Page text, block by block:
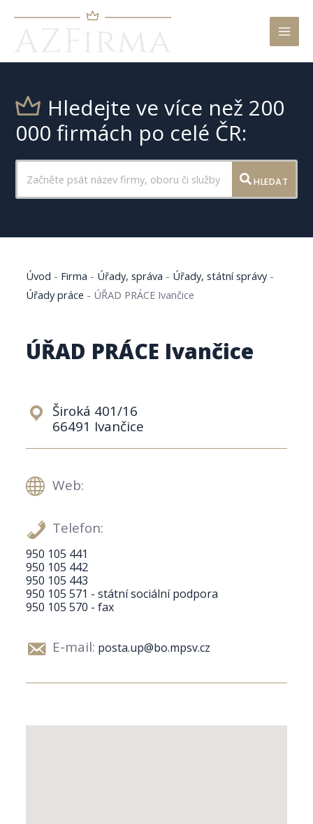
Hledejte ve více než 200
000 firmách po celé ČR:
HLEDAT
Úvod - Firma - Úřady, správa - Úřady, státní správy-
Úřady práce - ÚŘAD PRÁCE Ivančice
ÚŘAD PRÁCE Ivančice
Široká 401/16
66491 Ivančice
Web:
Telefon:
950 105 441
950 105 442
950 105 443
950 105 571 - státní sociální podpora
950 105 570 - fax
E-mail: posta.up@bo.mpsv.cz